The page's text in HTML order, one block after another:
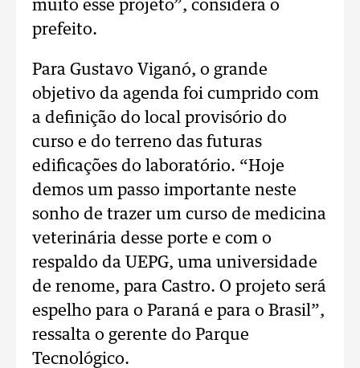
muito esse projeto”, considera o
prefeito.
Para Gustavo Viganó, o grande
objetivo da agenda foi cumprido com
a definição do local provisório do
curso e do terreno das futuras
edificações do laboratório. “Hoje
demos um passo importante neste
sonho de trazer um curso de medicina
veterinária desse porte e com o
respaldo da UEPG, uma universidade
de renome, para Castro. O projeto será
espelho para o Paraná e para o Brasil”,
ressalta o gerente do Parque
Tecnológico.